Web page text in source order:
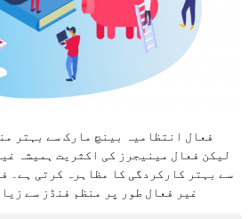
فعال انتظامیہ بینچ مارک سے بہتر
لیکن فعال مینیجرز کی اکثریت ہمیشہ
سے بہتر کارکردگی کا مظاہرہ کرتی ہے۔
غیر فعال طور پر منظم فنڈز سے